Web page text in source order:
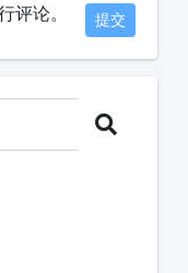
评论。 提交